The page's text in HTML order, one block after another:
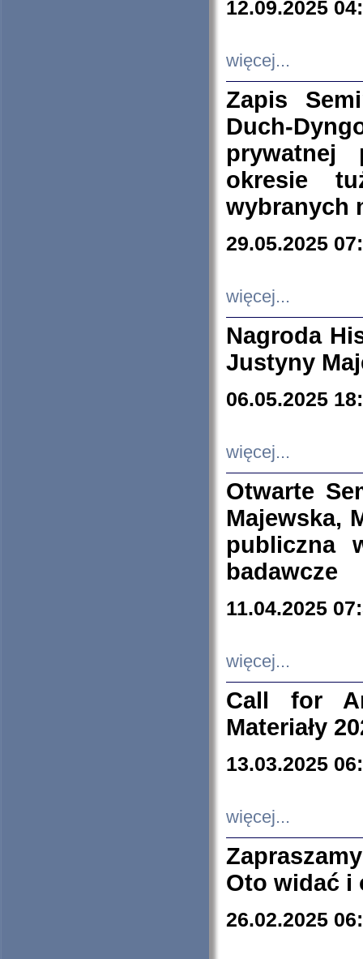
12.09.2025
więcej...
Zapis
Duch-
prywatnej
okresie
wybranych
29.05.2025
więcej...
Nagroda
Justyny
06.05.2025
więcej...
Otwarte
Majewska,
publiczna
badawcze
11.04.2025
więcej...
Call for
Materiały
13.03.2025
więcej...
Oto widać i
26.02.2025